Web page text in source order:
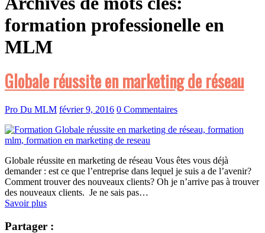
formation professionelle en
MLM
Globale réussite en marketing de réseau
Pro Du MLM février 9, 2016 0 Commentaires
Globale réussite en marketing de réseau Vous êtes vous déjà
demander : est ce que l’entreprise dans lequel je suis a de l’avenir?
Comment trouver des nouveaux clients? Oh je n’arrive pas à trouver
des nouveaux clients. Je ne sais pas…
Savoir plus
Partager :